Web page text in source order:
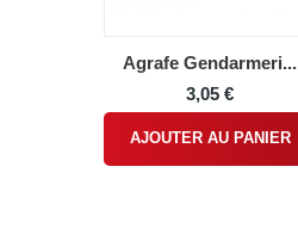
Agrafe Gendarmeri...
3,05 €
AJOUTER AU PANIER